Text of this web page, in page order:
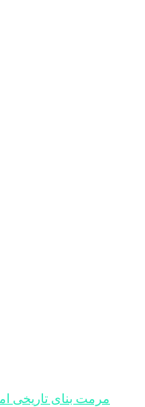
مرمت بنای تاریخی